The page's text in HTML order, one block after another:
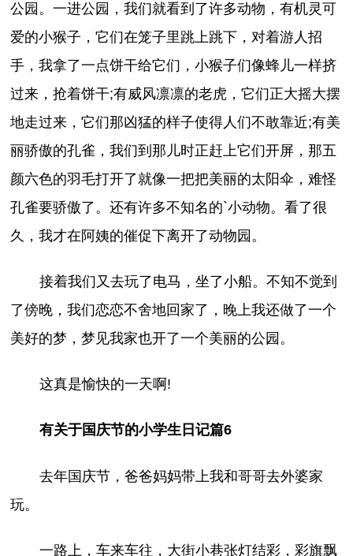
公园。一进公园，我们就看到了许多动物，有机灵可
爱的小猴子，它们在笼子里跳上跳下，对着游人招
手，我拿了一点饼干给它们，小猴子们像蜂儿一样挤
过来，抢着饼干;有威风凛凛的老虎，它们正大摇大摆
地走过来，它们那凶猛的样子使得人们不敢靠近;有美
丽骄傲的孔雀，我们到那儿时正赶上它们开屏，那五
颜六色的羽毛打开了就像一把把美丽的太阳伞，难怪
孔雀要骄傲了。还有许多不知名的`小动物。看了很
久，我才在阿姨的催促下离开了动物园。
接着我们又去玩了电马，坐了小船。不知不觉到
了傍晚，我们恋恋不舍地回家了，晚上我还做了一个
美好的梦，梦见我家也开了一个美丽的公园。
这真是愉快的一天啊!
有关于国庆节的小学生日记篇6
去年国庆节，爸爸妈妈带上我和哥哥去外婆家
玩。
一路上，车来车往，大街小巷张灯结彩，彩旗飘